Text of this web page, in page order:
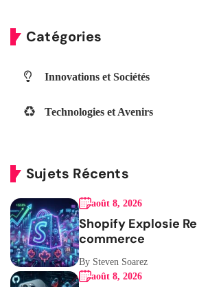
Catégories
Innovations et Sociétés
Technologies et Avenirs
Sujets Récents
août 8, 2026
Shopify Explosie
commerce
By Steven Soarez
août 8, 2026